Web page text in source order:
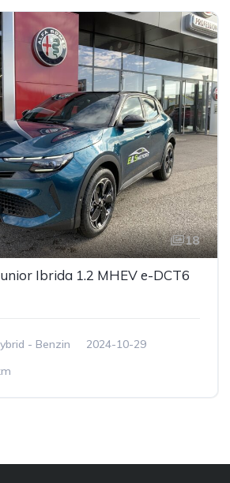
18
Ibrida 1.2 MHEV e-DCT6
- Benzin
2024-10-29